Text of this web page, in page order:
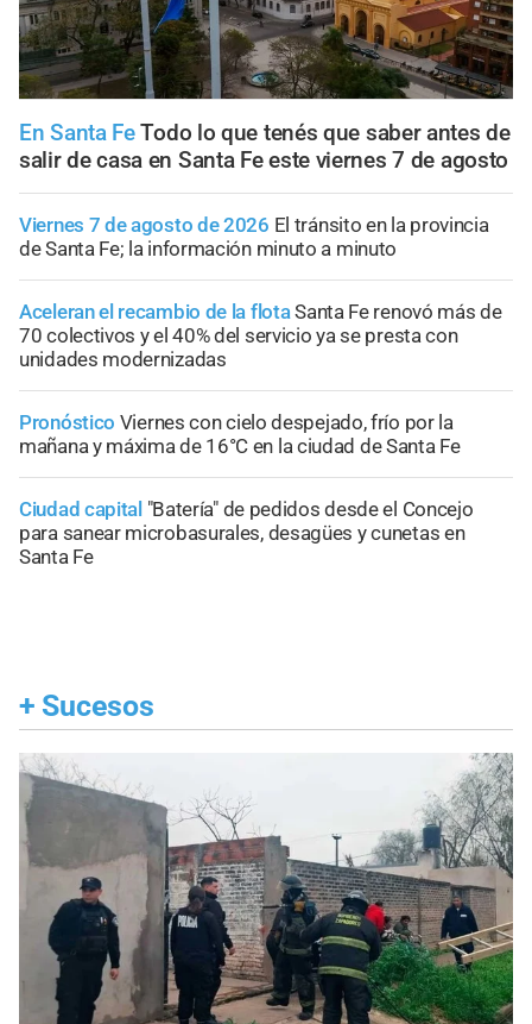
En Santa FeTodo lo que tenés que saber antes de
salir de casa en Santa Fe este viernes 7 de agosto
Viernes 7 de agosto de 2026 El tránsito en la provincia
de Santa Fe; la información minuto a minuto
Aceleran el recambio de la flotaSanta Fe renovó más de
70 colectivos y el 40% del servicio ya se presta con
unidades modernizadas
Pronóstico Viernes con cielo despejado, frío por la
mañana y máxima de 16°C en la ciudad de Santa Fe
Ciudad capital "Batería" de pedidos desde el Concejo
para sanear microbasurales, desagües y cunetas en
Santa Fe
+ Sucesos